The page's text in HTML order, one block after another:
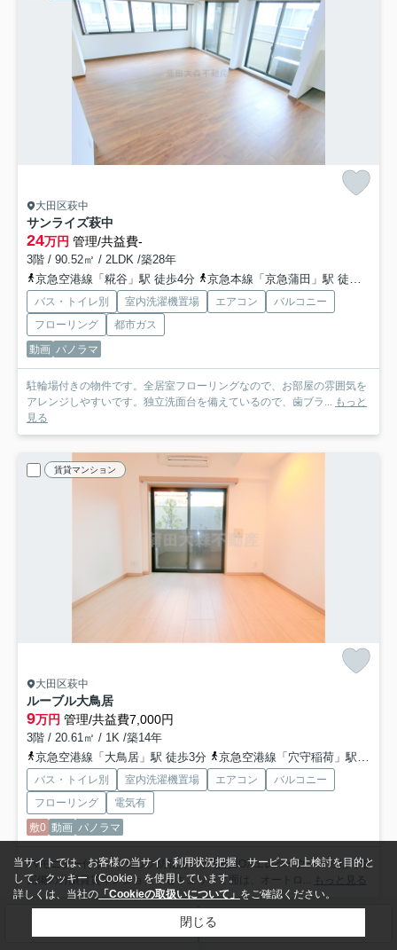
大田区萩中
サンライズ萩中
24万円 管理/共益費-
3階 / 90.52㎡ / 2LDK /築28年
京急空港線「糀谷」駅 徒歩4分
京急本線「京急蒲田」駅 徒歩15分
バス・トイレ別 室内洗濯機置場 エアコン
バルコニー
フローリング
都市ガス
動画 パノラマ
駐輪場付きの物件です。全居室フローリングなので、お部屋の雰囲気を
アレンジしやすいです。独立洗面台を備えているので、歯ブラ...
もっと
見る
賃貸マンション
大田区萩中
ルーブル大鳥居
9万円 管理/共益費7,000円
3階 / 20.61㎡ / 1K /築14年
京急空港線「大鳥居」駅 徒歩3分
京急空港線「穴守稲荷」駅 徒歩13分
バス・トイレ別 室内洗濯機置場 エアコン
バルコニー
フローリング
電気有
敷0 動画 パノラマ
TVモニター付オートロック防犯カメラ宅配BOXエレベーターゴミ捨て場
完備の分譲賃貸マンション！セキュリティ面は、オートロ... もっと見る
1
当サイトでは、お客様の当サイト利用状況把握、サービス向上検討を目的と
して、クッキー（Cookie）を使用しています。
詳しくは、当社の 「Cookieの取扱いについて」 をご確認ください。
閉じる